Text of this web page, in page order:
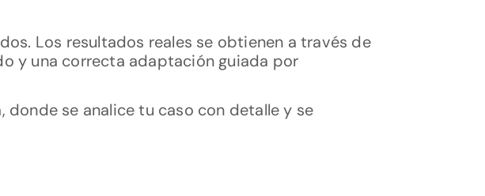
Los resultados reales se obtienen a través de
y una correcta adaptación guiada por
se analice tu caso con detalle y se